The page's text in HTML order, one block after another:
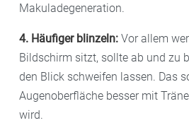
Makuladegeneration.
4. Häufiger blinzeln: Vor allem
Bildschirm sitzt, sollte ab und zu
den Blick schweifen lassen. Das
Augenoberfläche besser mit
wird.